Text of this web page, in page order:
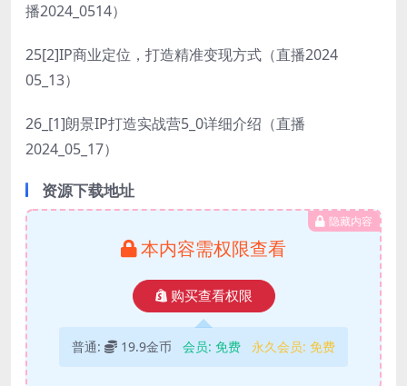
播2024_0514）
25[2]IP商业定位，打造精准变现方式（直播2024
05_13）
26_[1]朗景IP打造实战营5_0详细介绍（直播
2024_05_17）
资源下载地址
隐藏内容
本内容需权限查看
购买查看权限
普通: 19.9金币 会员: 免费 永久会员: 免费